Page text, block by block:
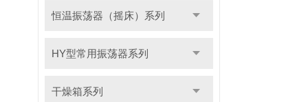
恒温振荡器（摇床）系列
HY型常用振荡器系列
干燥箱系列